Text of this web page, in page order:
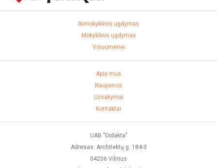
Ikimokyklinis ugdymas
Mokyklinis ugdymas
Visuomenei
Apie mus
Naujienos
Užsakymai
Kontaktai
UAB "Didakta"
Adresas: Architektų g. 184-3
04206 Vilnius